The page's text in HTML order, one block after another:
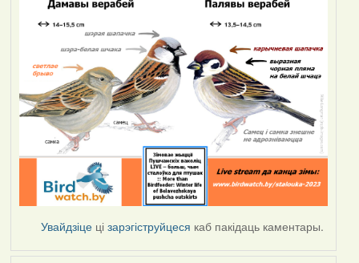
Увайдзіце цізарэгіструйцеся каб пакідаць каментары.